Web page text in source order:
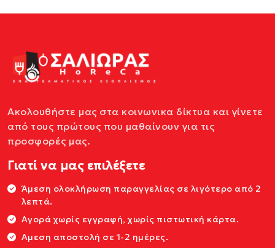
Ακολουθήστε μας στα κοινωνικα δίκτυα και γίνετε
από τους πρώτους που μαθαίνουν για τις
προσφορές μας.
Γιατί να μας επιλέξετε
Άμεση ολοκλήρωση παραγγελίας σε λιγότερο από 2
λεπτά.
Αγορά χωρίς εγγραφή, χωρίς πιστωτική κάρτα.
Αμεση αποστολή σε 1-2 ημέρες.